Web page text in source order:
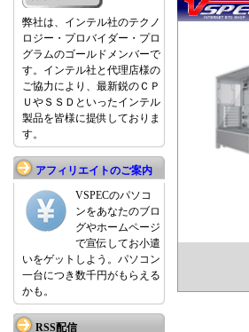
弊社は、インテル社のテクノ
ロジー・プロバイダー・プロ
グラムのゴールドメンバーで
す。インテル社と代理店様の
ご協力により、最新鋭のＣＰ
ＵやＳＳＤといったインテル
製品を皆様に提供しておりま
す。
アフィリエイトのご案内
VSPECのパソコ
ンをあなたのブロ
グやホームページ
で宣伝してお小遣
いをゲットしよう。パソコン
一台につき数千円がもらえる
かも。
RSS配信